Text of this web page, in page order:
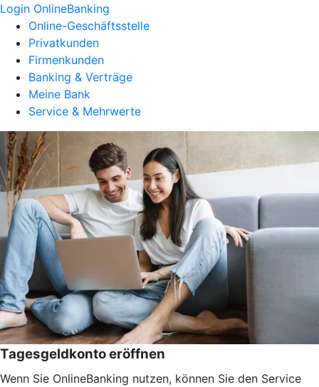
Login OnlineBanking
Online-Geschäftsstelle
Privatkunden
Firmenkunden
Banking & Verträge
Meine Bank
Service & Mehrwerte
Tagesgeldkonto eröffnen
Wenn Sie OnlineBanking nutzen, können Sie den Service